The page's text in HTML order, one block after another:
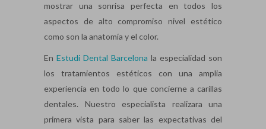
mostrar una sonrisa perfecta en todos los
aspectos de alto compromiso nivel estético
como son la anatomía y el color.
En Estudi Dental Barcelona la especialidad son
los tratamientos estéticos con una amplia
experiencia en todo lo que concierne a carillas
dentales. Nuestro especialista realizara una
primera vista para saber las expectativas del